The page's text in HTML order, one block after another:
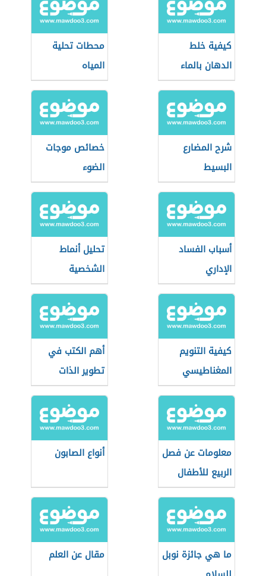
كيفية خلط
الدهان بالماء
محطات تحلية
المياه
شرح المضارع
البسيط
خصائص موجات
الضوء
أسباب الفساد
الإداري
تحليل أنماط
الشخصية
كيفية التنويم
المغناطيسي
أهم الكتب في
تطوير الذات
معلومات عن فصل
الربيع للأطفال
أنواع الصابون
ما هي جائزة نوبل
مقال عن العلم